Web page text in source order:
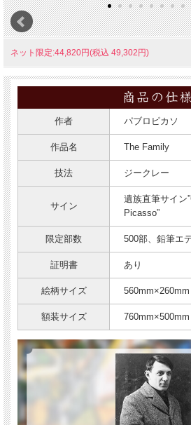
ネット限定:44,820円(税込 49,302円)
作者 パブロピカソ
作品名 The Family
技法 ジークレー
サイン
遺族直筆サイン
Picasso”
限定部数 500部、鉛筆エ
証明書 あり
絵柄サイズ 560mm×260mm
額装サイズ 760mm×500mm